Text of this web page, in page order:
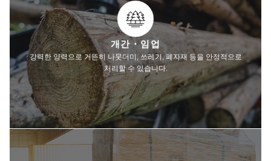
개간・임업
강력한 양력으로 거뜬히 나뭇더미, 쓰레기, 폐자재 등을 안정적으로
처리할 수 있습니다.